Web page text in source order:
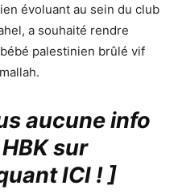
évoluant au sein du club
a souhaité rendre
palestinien brûlé vif
aucune info
sur
ICI !]